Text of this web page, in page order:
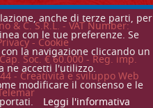
anche di terze parti, per
con le tue preferenze. Se
la navigazione cliccando un
ne accetti l'utilizzo.
modificare il consenso e le
Leggi l'informativa
& C. S.R.L. - VAT Number:
-Cookie
Soc. € 60.000 - Reg. imp.
- Creatività e sviluppo Web